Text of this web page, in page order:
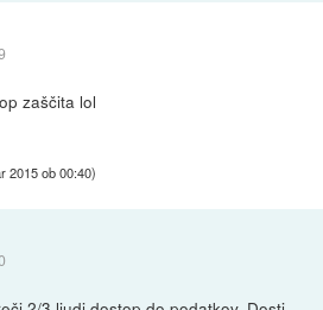
zaščita lol
2015 ob 00:40)